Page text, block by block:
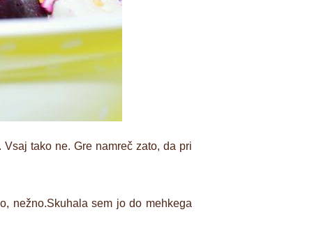
tako ne. Gre namreč zato, da pri
nežno.Skuhala sem jo do mehkega